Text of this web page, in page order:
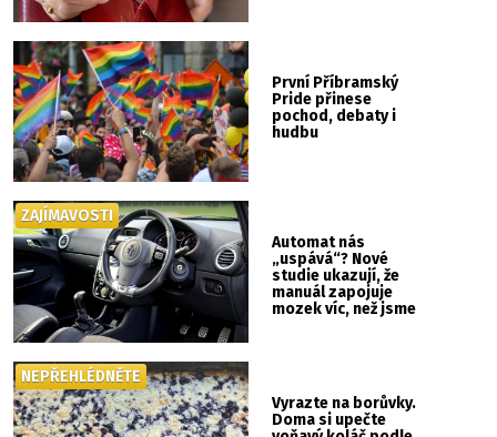
První Příbramský
Pride přinese
pochod, debaty i
hudbu
Automat nás
„uspává“? Nové
studie ukazují, že
manuál zapojuje
mozek víc, než jsme
ZAJÍMAVOSTI
Vyrazte na borůvky.
Doma si upečte
NEPŘEHLÉDNĚTE